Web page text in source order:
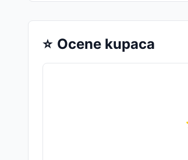
⭐ Ocene kupaca